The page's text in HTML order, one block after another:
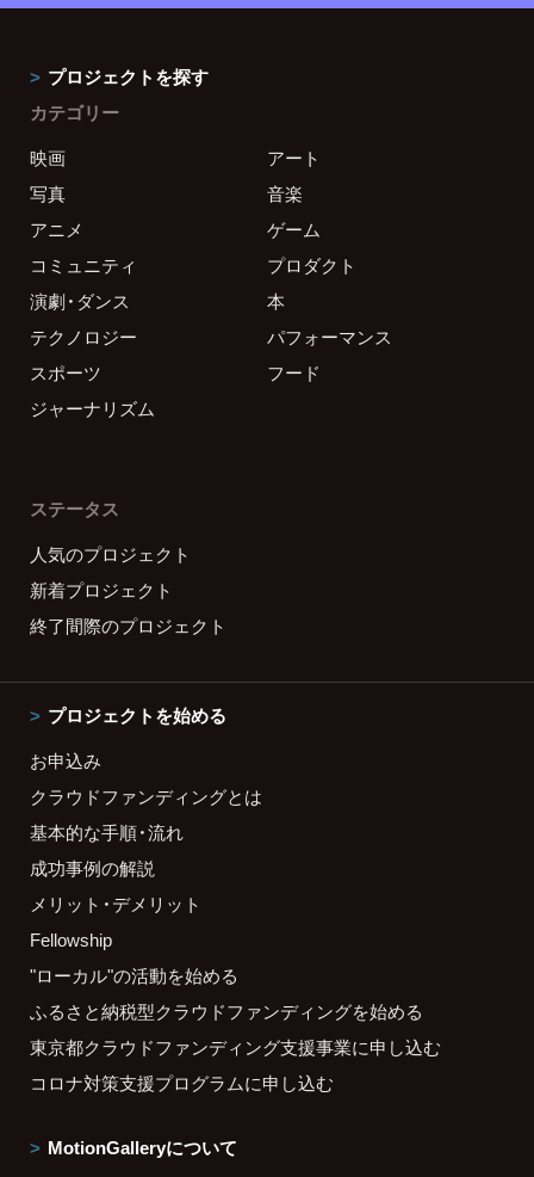
プロジェクトを探す
カテゴリー
映画
アート
写真
音楽
アニメ
ゲーム
コミュニティ
プロダクト
演劇・ダンス
本
テクノロジー
パフォーマンス
スポーツ
フード
ジャーナリズム
ステータス
人気のプロジェクト
新着プロジェクト
終了間際のプロジェクト
プロジェクトを始める
お申込み
クラウドファンディングとは
基本的な手順・流れ
成功事例の解説
メリット・デメリット
Fellowship
"ローカル"の活動を始める
ふるさと納税型クラウドファンディングを始める
東京都クラウドファンディング支援事業に申し込む
コロナ対策支援プログラムに申し込む
MotionGalleryについて